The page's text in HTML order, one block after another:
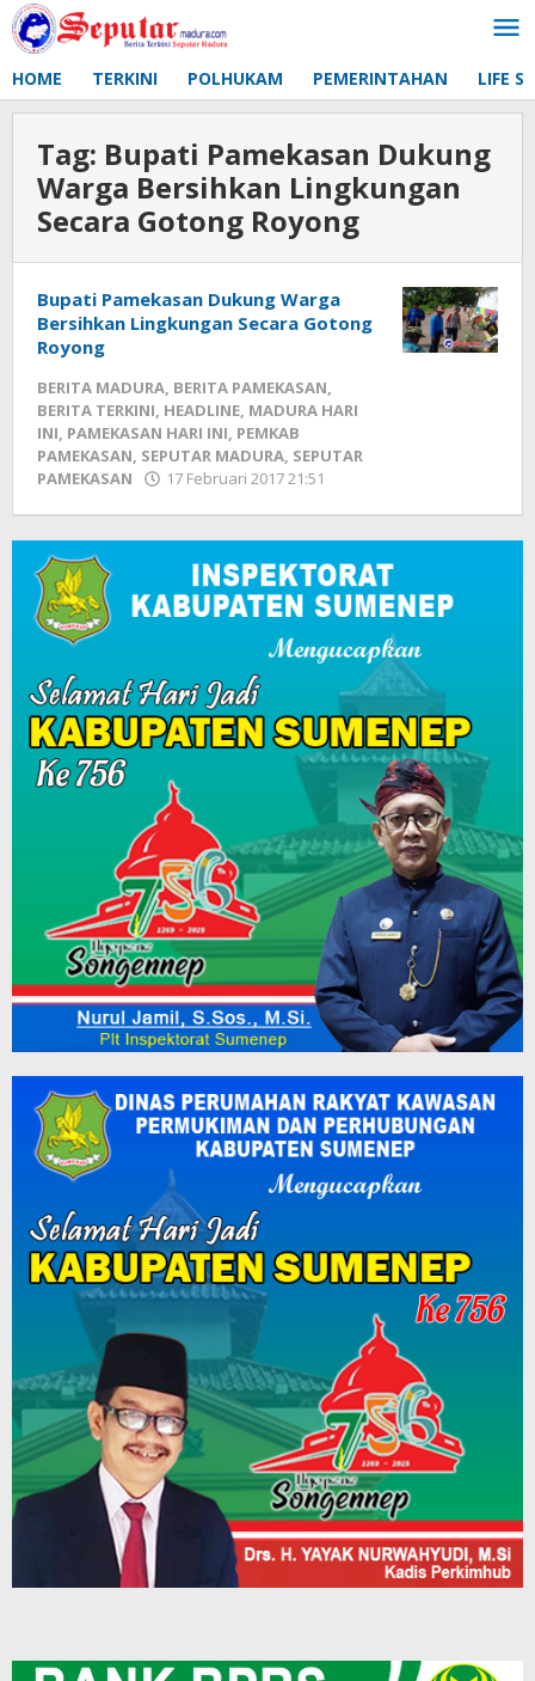
Lewati
ke
HOME TERKINI POLHUKAM PEMERINTAHAN LIFE
Tag: Bupati Pamekasan Dukung
Warga Bersihkan Lingkungan
Secara Gotong Royong
Bupati Pamekasan Dukung Warga
Bersihkan Lingkungan Secara Gotong
Royong
BERITA MADURA, BERITA PAMEKASAN,
BERITA TERKINI, HEADLINE, MADURA HARI
INI, PAMEKASAN HARI INI, PEMKAB
PAMEKASAN, SEPUTAR MADURA, SEPUTAR
PAMEKASAN
17 Februari 2017 21:51